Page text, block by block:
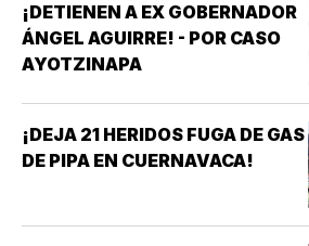
¡DETIENEN A EX GOBERNADOR
ÁNGEL AGUIRRE! - POR CASO
AYOTZINAPA
¡DEJA 21 HERIDOS FUGA DE GAS
DE PIPA EN CUERNAVACA!